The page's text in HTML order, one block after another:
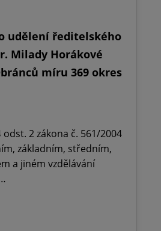
udělení ředitelského
Milady Horákové
míru 369 okres
odst. 2 zákona č. 561/2004
základním, středním,
a jiném vzdělávání